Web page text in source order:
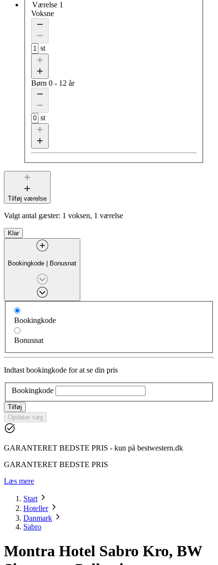
Værelse 1
Voksne
st
Børn 0 - 12 år
st
Tilføj værelse
Valgt antal gæster: 1 voksen, 1 værelse
Klar
Bookingkode | Bonusnat
Bookingkode
Bonusnat
Indtast bookingkode for at se din pris
Bookingkode
Tilføj
Opdater søg
GARANTERET BEDSTE PRIS - kun på bestwestern.dk
GARANTERET BEDSTE PRIS
Læs mere
Start
Hoteller
Danmark
Sabro
Montra Hotel Sabro Kro, BW